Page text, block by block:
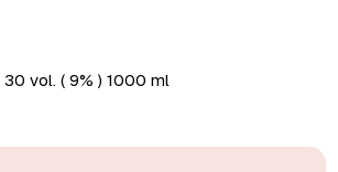
30 vol. ( 9% ) 1000 ml